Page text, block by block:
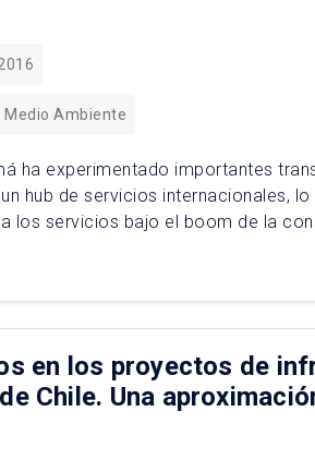
Medio Ambiente
ha experimentado importantes
hub de servicios internacionales,
los servicios bajo el boom de la
en los proyectos de
Chile. Una